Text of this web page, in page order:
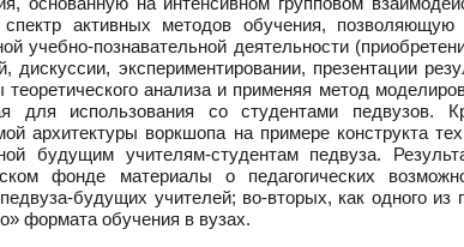
активных методов обучения,
учебно-познавательной деятельности
дискуссии, экспериментировании, презентации
теоретического анализа и применяя метод
для использования со студентами педвузов.
архитектуры воркшопа на примере конструкта
будущим учителям-студентам педвуза.
фонде материалы о педагогических
будущих учителей; во-вторых, как одного
формата обучения в вузах.